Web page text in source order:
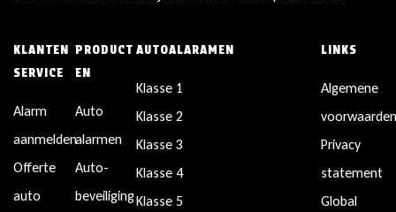
KLANTEN
SERVICE
Alarm
aanmelden
Offerte
auto
PRODUCT
EN
Auto
alarmen
Auto-
beveiliging
AUTOALARAMEN
Klasse 1
Klasse 2
Klasse 3
Klasse 4
Klasse 5
LINKS
Algemene
Privacy
statement
Global